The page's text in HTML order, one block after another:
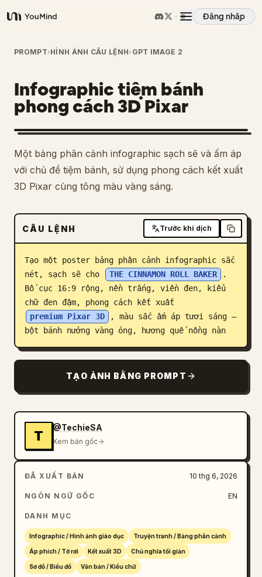
YouMind
Đăng nhập
Tổng quan
Các trường hợp sử dụng
Kỹ năng
Lời nhắc
Tải xuống
Blog
Cập nhật
PROMPT›HÌNH ẢNH CÂU LỆNH› GPT IMAGE 2
Infographic tiệm bánh
phong cách 3D Pixar
Một bảng phân cảnh infographic sạch sẽ và ấm áp
với chủ đề tiệm bánh, sử dụng phong cách kết xuất
3D Pixar cùng tông màu vàng sáng.
CÂU LỆNH Trước khi dịch
Tạo một poster bảng phân cảnh infographic sắc
nét, sạch sẽ cho
THE CINNAMON ROLL BAKER
.
Bố cục 16:9 rộng, nền trắng, viền đen, kiểu
chữ đen đậm, phong cách kết xuất
premium Pixar 3D
, màu sắc ấm áp tươi sáng —
bột bánh nướng vàng óng, hương quế nồng nàn
TẠO ẢNH BẰNG PROMPT
T
@TechieSA
Xem bản gốc
ĐÃ XUẤT BẢN 10 thg 6, 2026
NGÔN NGỮ GỐC EN
DANH MỤC
Infographic / Hình ảnh giáo dục Truyện tranh / Bảng phân cảnh
Áp phích / Tờ rơi Kết xuất 3D Chủ nghĩa tối giản
Sơ đồ / Biểu đồ Văn bản / Kiểu chữ